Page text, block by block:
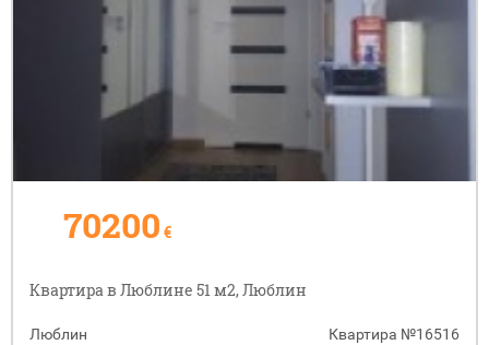
70200 €
Квартира в Люблине 51 м2, Люблин
Люблин Квартира №16516